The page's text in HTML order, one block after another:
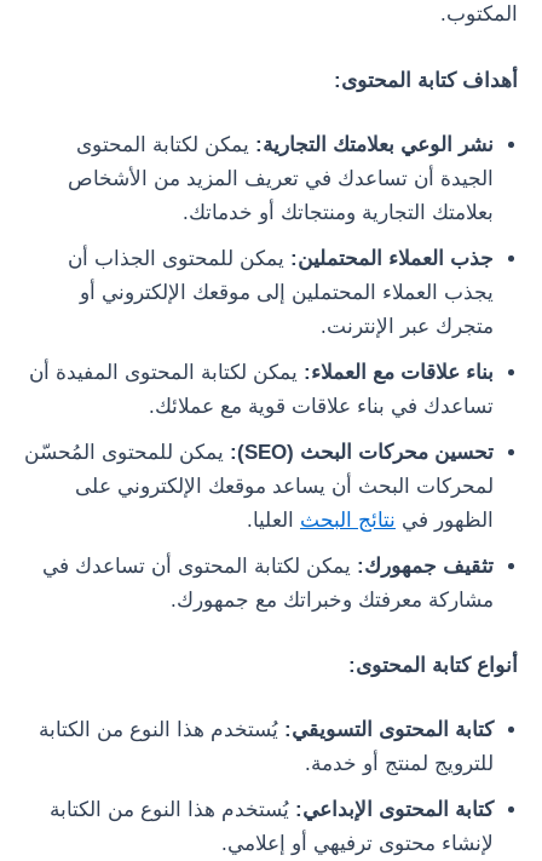
المكتوب.
أهداف كتابة المحتوى:
نشر الوعي بعلامتك التجارية: يمكن لكتابة المحتوى
الجيدة أن تساعدك في تعريف المزيد من الأشخاص
بعلامتك التجارية ومنتجاتك أو خدماتك.
جذب العملاء المحتملين: يمكن للمحتوى الجذاب أن
يجذب العملاء المحتملين إلى موقعك الإلكتروني أو
متجرك عبر الإنترنت.
بناء علاقات مع العملاء: يمكن لكتابة المحتوى المفيدة أن
تساعدك في بناء علاقات قوية مع عملائك.
تحسين محركات البحث (SEO):
يمكن للمحتوى المُحسّن
لمحركات البحث أن يساعد موقعك الإلكتروني على
الظهور في نتائج البحث العليا.
تثقيف جمهورك: يمكن لكتابة المحتوى أن تساعدك في
مشاركة معرفتك وخبراتك مع جمهورك.
أنواع كتابة المحتوى:
كتابة المحتوى التسويقي: يُستخدم هذا النوع من الكتابة
للترويج لمنتج أو خدمة.
كتابة المحتوى الإبداعي: يُستخدم هذا النوع من الكتابة
لإنشاء محتوى ترفيهي أو إعلامي.